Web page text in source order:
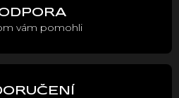
vám pomohli